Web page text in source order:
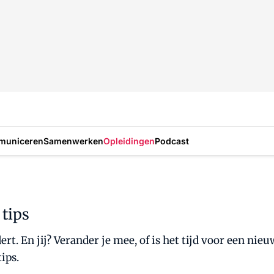
SamenwerkenOpleidingenPodcast
En jij? Verander je mee, of is het tijd voor een